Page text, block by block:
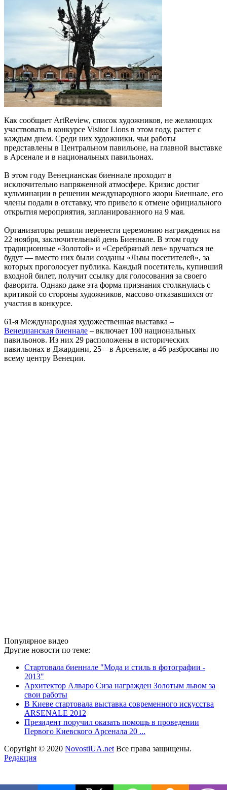
Как сообщает ArtReview, список художников, не желающих
участвовать в конкурсе Visitor Lions в этом году, растет с
каждым днем. Среди них художники, чьи работы
представлены в Центральном павильоне, на главной выставке
в Арсенале и в национальных павильонах.
В этом году Венецианская биеннале проходит в
исключительно напряженной атмосфере. Кризис достиг
кульминации в решении международного жюри Биеннале, его
члены подали в отставку, что привело к отмене официального
открытия мероприятия, запланированного на 9 мая.
Организаторы решили перенести церемонию награждения на
22 ноября, заключительный день Биеннале. В этом году
традиционные «Золотой» и «Серебряный лев» вручаться не
будут — вместо них были созданы «Львы посетителей», за
которых проголосует публика. Каждый посетитель, купивший
входной билет, получит ссылку для голосования за своего
фаворита. Однако даже эта форма признания столкнулась с
критикой со стороны художников, массово отказавшихся от
участия в конкурсе.
61-я Международная художественная выставка –
Венецианская биеннале – включает 100 национальных
павильонов. Из них 29 расположены в исторических
павильонах в Джардини, 25 – в Арсенале, а 46 разбросаны по
всему центру Венеции.
Популярное видео
Другие новости по теме:
Стартовала биеннале "Мода и стиль в фотографии -
2013"
Архитектор Алваро Сиза награжден Золотым львом за
свои работы
В Киеве стартовала выставка современного искусства
ARSENALE 2012
Президент поручил оказать помощь в проведении
Первого Киевского Арсенала 20 ...
Copyright © 2020 NovostiUA.net Все права защищены.
Редакция